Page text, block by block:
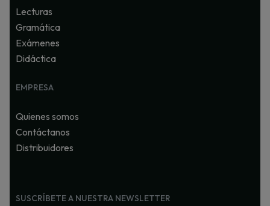
Lecturas
Gramática
Exámenes
Didáctica
EMPRESA
Quienes somos
Contáctanos
Distribuidores
SUSCRÍBETE A NUESTRA NEWSLETTER